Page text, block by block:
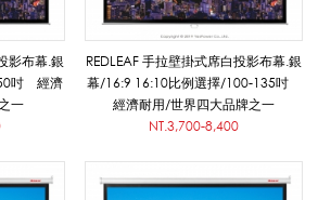
影布幕.銀
吋 經濟
一
REDLEAF 手拉壁掛式席白投影布幕.銀
幕/16:9 16:10比例選擇/100-135吋
經濟耐用/世界四大品牌之一
NT.3,700-8,400